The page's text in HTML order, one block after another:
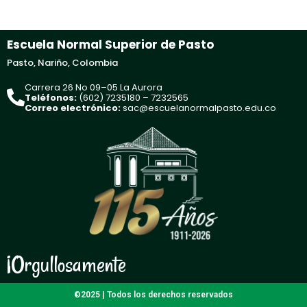
Escuela Normal Superior de Pasto
Pasto, Nariño, Colombia
Carrera 26 No 09–05 La Aurora
Teléfonos: (602) 7235180 – 7232565
Correo electrónico:sac@escuelanormalpasto.edu.co
¡Orgullosamente
©2025 | Todos los derechos reservados